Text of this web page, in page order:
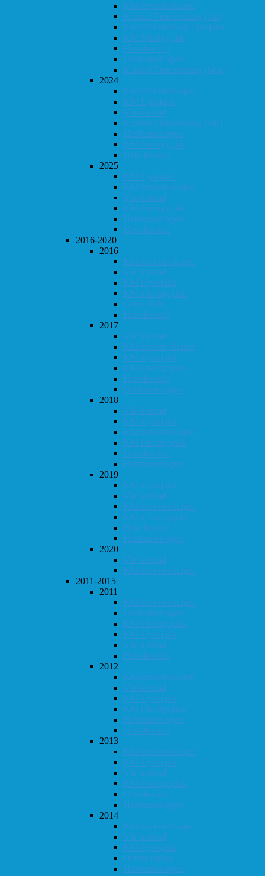
Klubbmesterskapet
Konrad Timestrening (vår)
Klubbmesterskap Lynsjakk
KM Hurtigsjakk
Høst-konrad
Høstturneringen
Konrad Timestrening (høst)
2024
Klubbmesterskapet
KM Lynsjakk
Vår-konrad
Konrad Timestrening (vår)
Høstturneringen
KM Hurtigsjakk
Høst-konrad
2025
KM Lynsjakk
Klubbmesterskapet
Vår-konrad
KM Hurtigsjakk
Høstturneringen
Høst-konrad
2016-2020
2016
Klubbmesterskapet
Vår-konrad
KM i lynsjakk
KM i hurtigsjakk
Follo 20 år
Høst-konrad
2017
Vår-konrad
Klubbmesterskapet
KM i lynsjakk
KM i hurtigsjakk
Høst-konrad
Høstturneringen
2018
Vår-konrad
KM i lynsjakk
Klubbmesterskapet
KM i hurtigsjakk
Høst-konrad
Høstturneringen
2019
KM i lynsjakk
Vår-konrad
Klubbmesterskapet
KM i Hurtigsjakk
Høst-konrad
Høstturneringen
2020
Vår-konrad
Klubbmesterskapet
2011-2015
2011
Klubbmesterskapet
Høstturneringen
KM i hurtigsjakk
KM i lynsjakk
Vår-konrad
Høst-konrad
2012
Klubbmesterskapet
Vår-konrad
KM i lynsjakk
KM i hurtigsjakk
Høstturneringen
Høst-konrad
2013
Klubbmesterskapet
KM i lynsjakk
Vår-konrad
KM i hurtigsjakk
Høst-konrad
Høstturneringen
2014
Klubbmesterskapet
Vår-konrad
KM i lynsjakk
Dobbeltsjakk
Høstturneringen